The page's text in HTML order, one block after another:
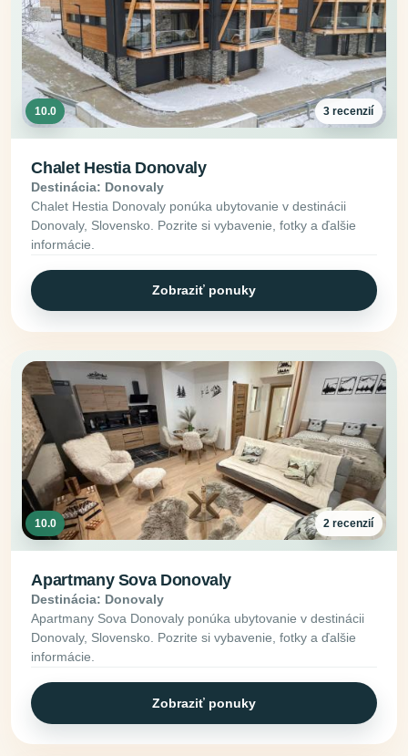
10.0 3 recenzií
Chalet Hestia Donovaly
Destinácia: Donovaly
Chalet Hestia Donovaly ponúka ubytovanie v destinácii
Donovaly, Slovensko. Pozrite si vybavenie, fotky a ďalšie
informácie.
Zobraziť ponuky
10.0 2 recenzií
Apartmany Sova Donovaly
Destinácia: Donovaly
Apartmany Sova Donovaly ponúka ubytovanie v destinácii
Donovaly, Slovensko. Pozrite si vybavenie, fotky a ďalšie
informácie.
Zobraziť ponuky